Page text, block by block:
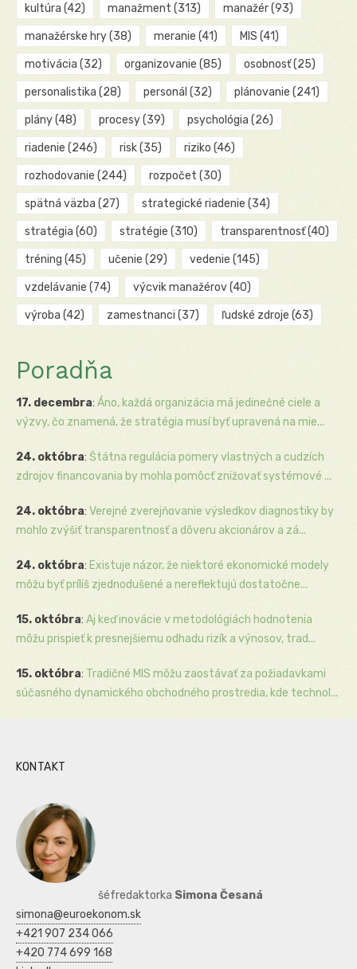
kultúra (42) manažment (313) manažér(93)
manažérske hry(38) meranie (41) MIS (41)
motivácia (32) organizovanie (85) osobnosť(25)
personalistika (28) personál (32) plánovanie (241)
plány(48) procesy(39) psychológia (26)
riadenie (246) risk(35) riziko (46)
rozhodovanie (244) rozpočet (30)
spätná väzba (27) strategické riadenie (34)
stratégia (60) stratégie (310) transparentnosť(40)
tréning (45) učenie (29) vedenie (145)
vzdelávanie (74) výcvik manažérov(40)
výroba (42) zamestnanci (37) ľudské zdroje (63)
Poradňa
17. decembra: Áno, každá organizácia má jedinečné ciele a
výzvy, čo znamená, že stratégia musí byť upravená na mie...
24. októbra: Štátna regulácia pomery vlastných a cudzích
zdrojov financovania by mohla pomôcť znižovať systémové ...
24. októbra: Verejné zverejňovanie výsledkov diagnostiky by
mohlo zvýšiť transparentnosť a dôveru akcionárov a zá...
24. októbra: Existuje názor, že niektoré ekonomické modely
môžu byť príliš zjednodušené a nereflektujú dostatočne...
15. októbra: Aj keď inovácie v metodológiách hodnotenia
môžu prispieť k presnejšiemu odhadu rizík a výnosov, trad...
15. októbra: Tradičné MIS môžu zaostávať za požiadavkami
súčasného dynamického obchodného prostredia, kde technol...
KONTAKT
šéfredaktorka Simona Česaná
simona@euroekonom.sk
+421 907 234 066
+420 774 699 168